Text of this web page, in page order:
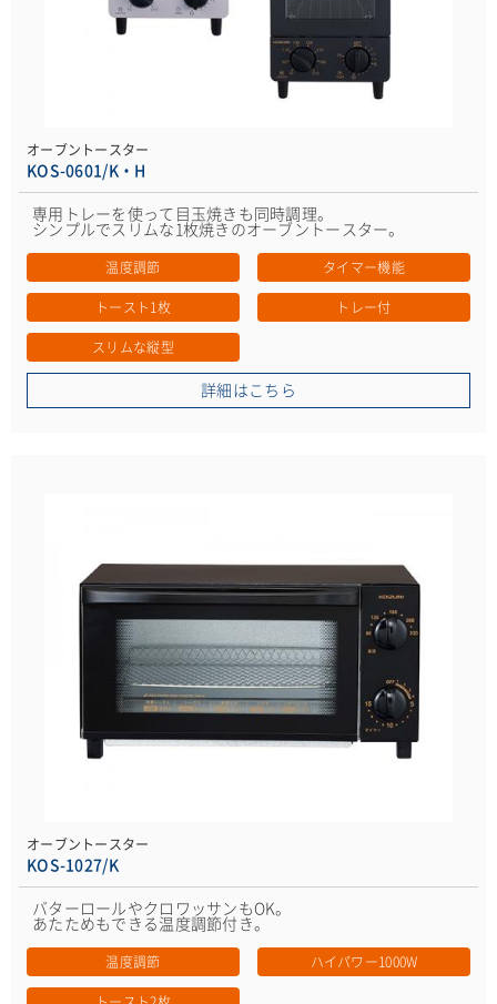
オーブントースター
KOS-0601/K・H
専用トレーを使って目玉焼きも同時調理。
シンプルでスリムな1枚焼きのオーブントースター。
温度調節 タイマー機能
トースト1枚 トレー付
スリムな縦型
詳細はこちら
オーブントースター
KOS-1027/K
バターロールやクロワッサンもOK。
あたためもできる温度調節付き。
温度調節 ハイパワー1000W